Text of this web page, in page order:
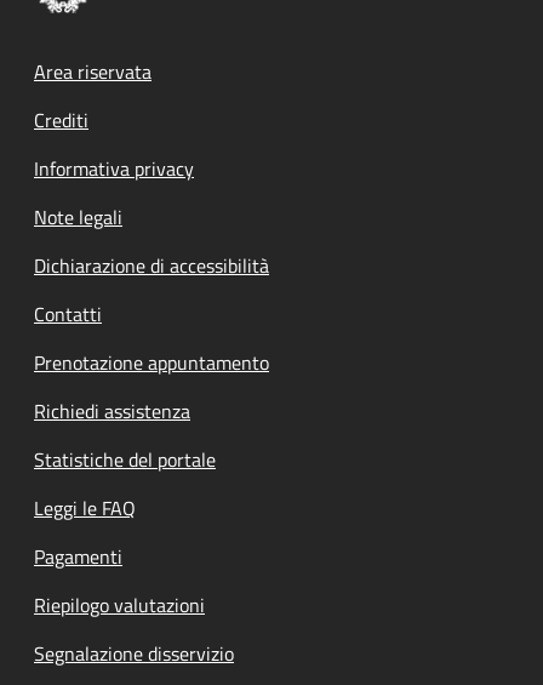
Footer menu
Area riservata
Crediti
Informativa privacy
Note legali
Dichiarazione di accessibilità
Contatti
Prenotazione appuntamento
Richiedi assistenza
Statistiche del portale
Leggi le FAQ
Pagamenti
Riepilogo valutazioni
Segnalazione disservizio